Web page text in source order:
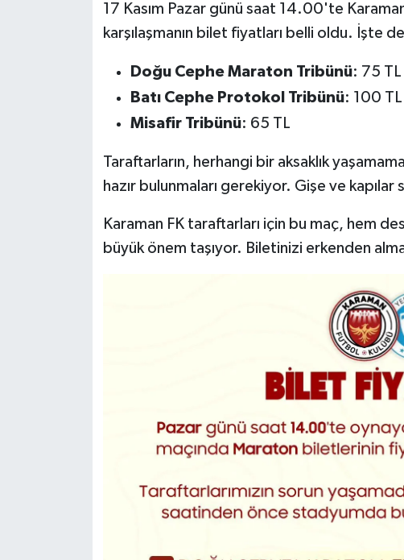
17 Kasım Pazar günü saat 14.00'te
karşılaşmanın bilet fiyatları belli oldu. İşte
Doğu Cephe Maraton Tribünü: 75 TL
Batı Cephe Protokol Tribünü: 100 TL
Misafir Tribünü: 65 TL
Taraftarların, herhangi bir aksaklık
hazır bulunmaları gerekiyor. Gişe ve kapılar
Karaman FK taraftarları için bu maç, hem
büyük önem taşıyor. Biletinizi erkenden